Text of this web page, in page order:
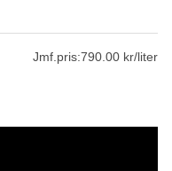
Jmf.pris:790.00 kr/liter